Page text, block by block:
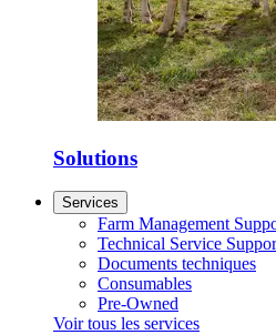
Solutions
Services
Farm Management
Technical Service
Documents techniques
Consumables
Pre-Owned
Voir tous les services